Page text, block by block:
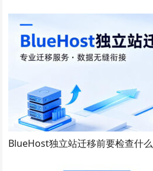
BlueHost独立站迁移前要检查什么